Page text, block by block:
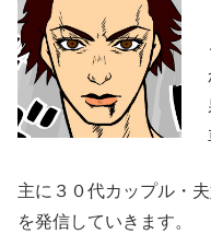
主に３０代カップル・
を発信していきます。